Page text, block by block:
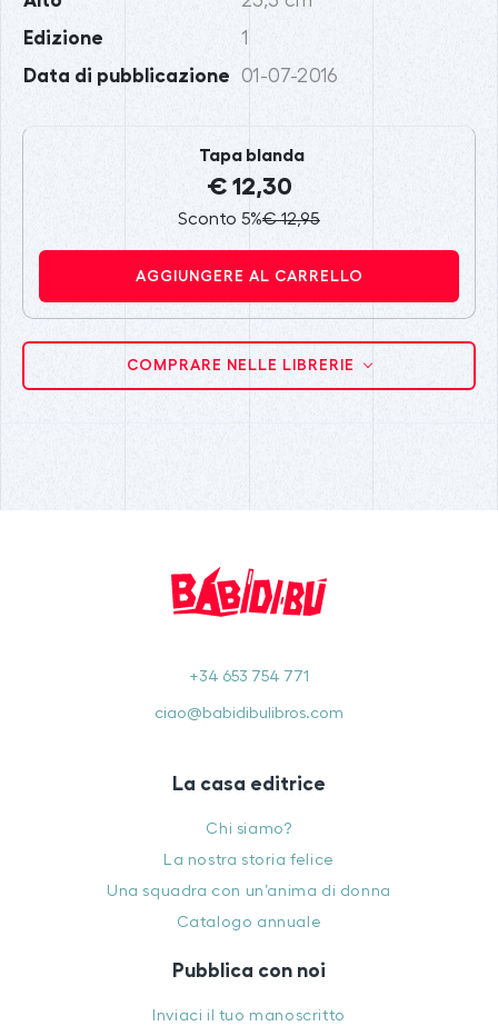
Edizione 1
Data di pubblicazione 01-07-2016
Tapa blanda
€ 12,30
Sconto 5%€ 12,95
AGGIUNGERE AL CARRELLO
COMPRARE NELLE LIBRERIE
+34 653 754 771
ciao@babidibulibros.com
La casa editrice
Chi siamo?
La nostra storia felice
Una squadra con un’anima di donna
Catalogo annuale
Pubblica con noi
Inviaci il tuo manoscritto